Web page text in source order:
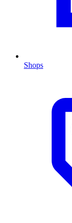
Shops